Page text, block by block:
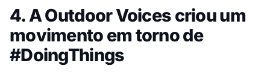
4. A Outdoor Voices criou um
movimento em torno de
#DoingThings